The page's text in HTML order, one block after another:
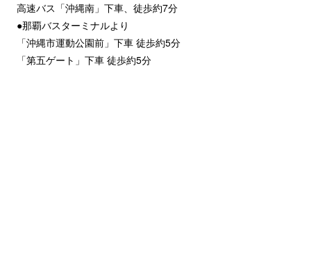
高速バス「沖縄南」下車、徒歩約7分
●那覇バスターミナルより
「沖縄市運動公園前」下車 徒歩約5分
「第五ゲート」下車 徒歩約5分